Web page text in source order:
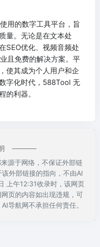
用的数字工具平台，旨
量。无论是在文本处
SEO优化、视频音频处
且免费的解决方案。平
使其成为个人用户和企
字化时代，588Tool 无
的利器。
源于网络，不保证外部链
外部链接的指向，不由AI
上午12:31收录时，该网页
页的内容如出现违规，可
导航网不承担任何责任。